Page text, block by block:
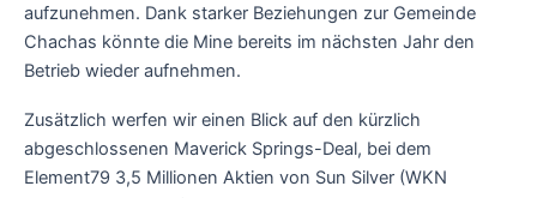
aufzunehmen. Dank starker Beziehungen zur Gemeinde
Chachas könnte die Mine bereits im nächsten Jahr den
Betrieb wieder aufnehmen.
Zusätzlich werfen wir einen Blick auf den kürzlich
abgeschlossenen Maverick Springs-Deal, bei dem
Element79 3,5 Millionen Aktien von Sun Silver (WKN